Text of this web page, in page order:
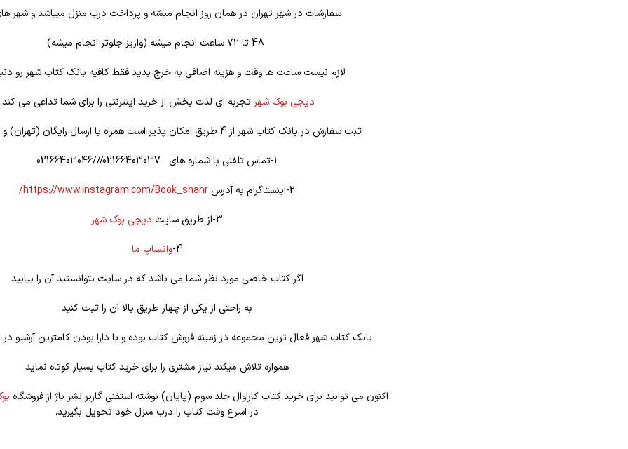
سفارشات در شهر تهران در همان روز انجام میشه و پرداخت درب منزل میباشد و شهر
لازم نیست ساعت ها وقت و هزینه اضافی به خرج بدید فقط کافیه بانک کتاب شهر رو
دیجی بوک شهرتجربه ای لذت بخش از خرید اینترنتی را برای شما تداعی می کند.
ثبت سفارش در بانک کتاب شهر از 4 طریق امکان پذیر است همراه با ارسال رایگان (تهران) و تخفیف ویژه
1-تماس تلفنی با شماره های 02166403037///02166403046
2-اینستاگرام به آدرس
https://www.instagram.com/Book_shahr/
3-از طریق سایت
دیجی بوک شهر
4- واتساپ ما
اگر کتاب خاصی مورد نظر شما می باشد که در سایت نتوانستید آن را بیابید
به راحتی از یکی از چهار طریق بالا آن را ثبت کنید
بانک کتاب شهر فعال ترین مجموعه در زمینه فروش کتاب بوده و با دارا بودن کامترین آرشیو در
همواره تلاش میکند نیاز مشتری را برای خرید کتاب بسیار کوتاه نماید
اکنون می توانید برای خرید کتاب کاراوال جلد سوم (پایان) نوشته استفنی گاربر نشر باژ از فروشگاه
در اسرع وقت کتاب را درب منزل خود تحویل بگیرید.